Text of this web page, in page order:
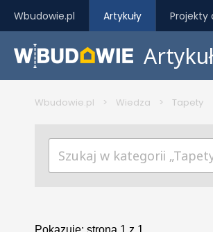
Wbudowie.pl Artykuły Projekty
Wbudowie.pl > Wiedza > Tapety
Pokazuje: strona 1 z 1